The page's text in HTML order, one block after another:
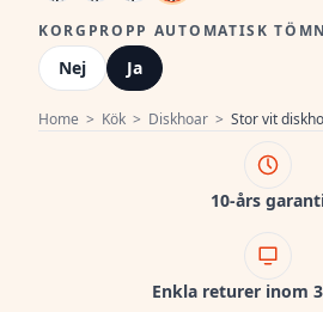
Home > Kök > Diskhoar > Stor vit diskho i sandfärg, 70 x 40 cm,
KORGPROPP AUTOMATISK
Nej Ja
10-års
Enkla returer inom